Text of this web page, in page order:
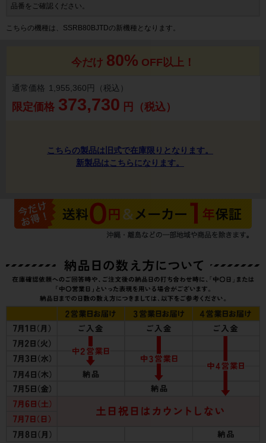
品番をご確認ください。
こちらの機種は、SSRB80BJTDの新機種となります。
今だけ 80% OFF以上！
通常価格 1,955,360円（税込）
限定価格 373,730 円（税込）
こちらの製品は旧式で在庫限りとなります。
新製品はこちらになります。